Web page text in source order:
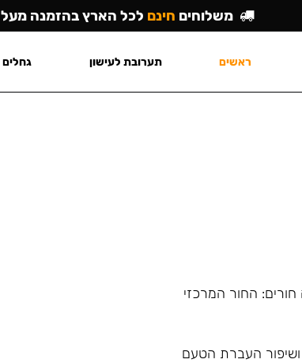
החור המרכזי
העברת הטעם
משלוחים חינם לכל הארץ בהזמנה מעל ₪449
ראשים תערובת לעישון גחלים